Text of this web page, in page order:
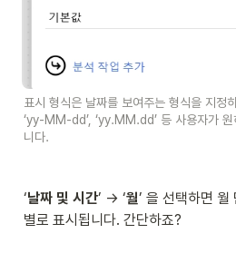
표시 형식은 날짜를 보여주는 형식을 지
‘yy-MM-dd’, ‘yy.MM.dd’ 등 사용자가
니다.
‘날짜 및 시간’ → ‘월’ 을 선택하면
별로 표시됩니다. 간단하죠?